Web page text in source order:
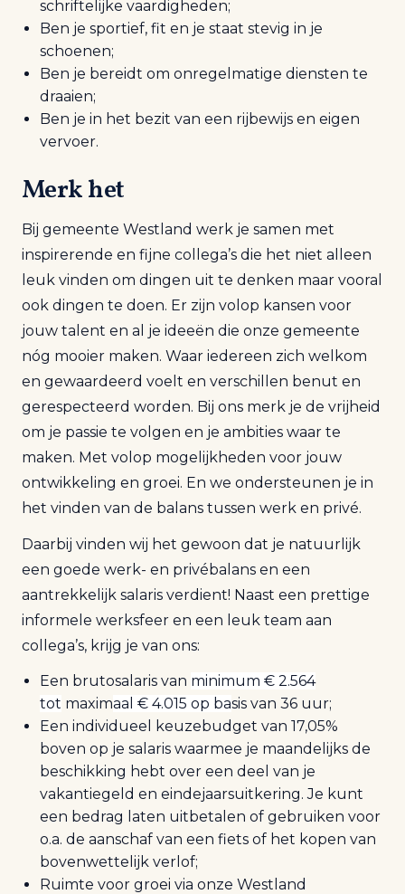
schriftelijke vaardigheden;
Ben je sportief, fit en je staat stevig in je
schoenen;
Ben je bereidt om onregelmatige diensten te
draaien;
Ben je in het bezit van een rijbewijs en eigen
vervoer.
Merk het
Bij gemeente Westland werk je samen met
inspirerende en fijne collega’s die het niet alleen
leuk vinden om dingen uit te denken maar vooral
ook dingen te doen. Er zijn volop kansen voor
jouw talent en al je ideeën die onze gemeente
nóg mooier maken. Waar iedereen zich welkom
en gewaardeerd voelt en verschillen benut en
gerespecteerd worden. Bij ons merk je de vrijheid
om je passie te volgen en je ambities waar te
maken. Met volop mogelijkheden voor jouw
ontwikkeling en groei. En we ondersteunen je in
het vinden van de balans tussen werk en privé.
Daarbij vinden wij het gewoon dat je natuurlijk
een goede werk- en privébalans en een
aantrekkelijk salaris verdient! Naast een prettige
informele werksfeer en een leuk team aan
collega’s, krijg je van ons:
Een brutosalaris van minimum € 2.564
tot maximaal € 4.015 op basis van 36 uur;
Een individueel keuzebudget van 17,05%
boven op je salaris waarmee je maandelijks de
beschikking hebt over een deel van je
vakantiegeld en eindejaarsuitkering. Je kunt
een bedrag laten uitbetalen of gebruiken voor
o.a. de aanschaf van een fiets of het kopen van
bovenwettelijk verlof;
Ruimte voor groei via onze Westland